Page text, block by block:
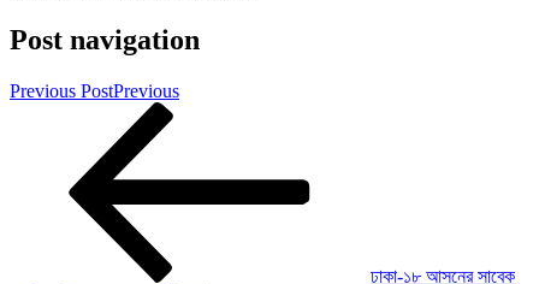
Post navigation
Previous PostPrevious
ঢাকা-১৮ আসনের সাবেক